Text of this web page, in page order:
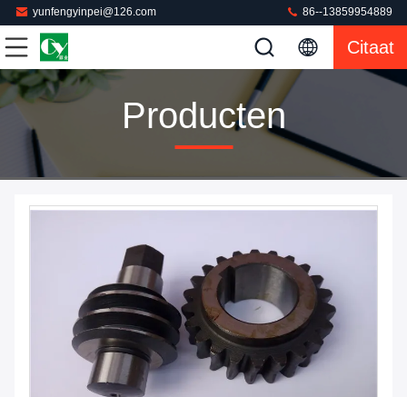
yunfengyinpei@126.com 86--13859954889
Citaat
Producten